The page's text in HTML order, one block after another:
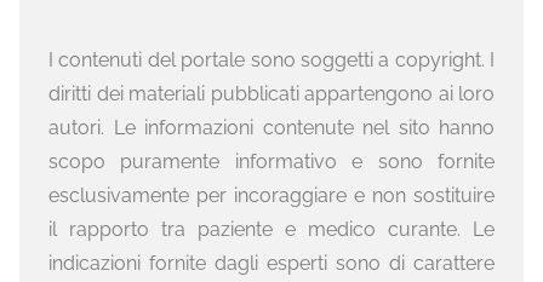
I contenuti del portale sono soggetti a copyright. I
diritti dei materiali pubblicati appartengono ai loro
autori. Le informazioni contenute nel sito hanno
scopo puramente informativo e sono fornite
esclusivamente per incoraggiare e non sostituire
il rapporto tra paziente e medico curante. Le
indicazioni fornite dagli esperti sono di carattere